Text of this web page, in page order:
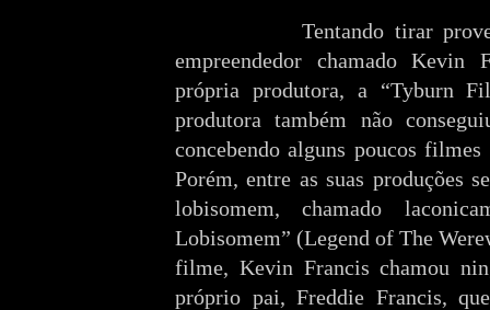
Tentando tirar proveito
empreendedor chamado Kevin
própria produtora, a “Tyburn
produtora também não
concebendo alguns poucos
Porém, entre as suas produções
lobisomem, chamado
Lobisomem” (Legend of The
filme, Kevin Francis chamou
próprio pai, Freddie Francis,